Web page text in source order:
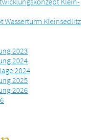
Wasserturm Kleinsedlitz
2023
2024
2024
2025
2026